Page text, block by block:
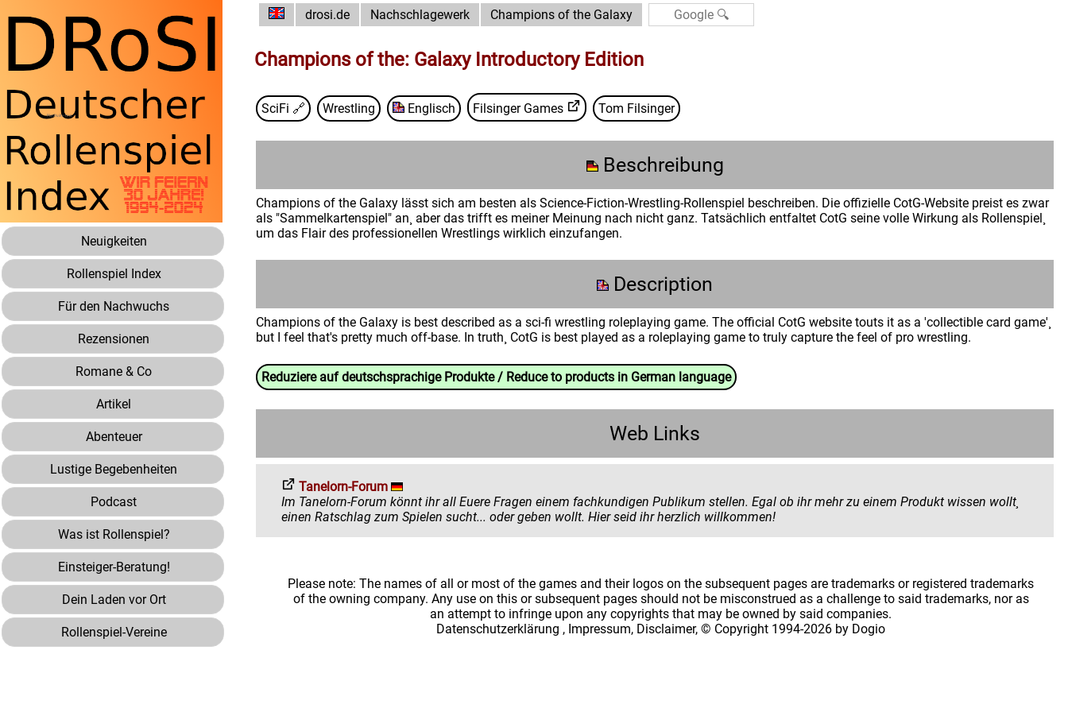
Neuigkeiten
Rollenspiel Index
Für den Nachwuchs
Rezensionen
Romane & Co
Artikel
Abenteuer
Lustige Begebenheiten
Podcast
Was ist Rollenspiel?
Einsteiger-Beratung!
Dein Laden vor Ort
Rollenspiel-Vereine
drosi.de Nachschlagewerk Champions of the Galaxy
Champions of the: Galaxy Introductory Edition
SciFi 🔗 Wrestling Englisch Filsinger Games Tom Filsinger
Beschreibung
Champions of the Galaxy lässt sich am besten als Science-Fiction-Wrestling-Rollenspiel beschreiben. Die offizielle CotG-Website preist es zwar
als "Sammelkartenspiel" an¸ aber das trifft es meiner Meinung nach nicht ganz. Tatsächlich entfaltet CotG seine volle Wirkung als Rollenspiel¸
um das Flair des professionellen Wrestlings wirklich einzufangen.
Description
Champions of the Galaxy is best described as a sci-fi wrestling roleplaying game. The official CotG website touts it as a 'collectible card game'¸
but I feel that's pretty much off-base. In truth¸ CotG is best played as a roleplaying game to truly capture the feel of pro wrestling.
Reduziere auf deutschsprachige Produkte / Reduce to products in German language
Web Links
Tanelorn-Forum
Im Tanelorn-Forum könnt ihr all Euere Fragen einem fachkundigen Publikum stellen. Egal ob ihr mehr zu einem Produkt wissen wollt¸
einen Ratschlag zum Spielen sucht... oder geben wollt. Hier seid ihr herzlich willkommen!
Please note: The names of all or most of the games and their logos on the subsequent pages are trademarks or registered trademarks
of the owning company. Any use on this or subsequent pages should not be misconstrued as a challenge to said trademarks, nor as
an attempt to infringe upon any copyrights that may be owned by said companies.
Datenschutzerklärung , Impressum, Disclaimer, © Copyright 1994-2026 by Dogio